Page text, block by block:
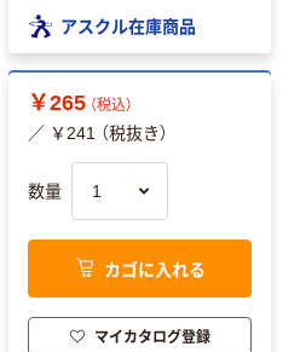
アスクル在庫商品
￥265 （税込）
／ ￥241 （税抜き）
数量
カゴに入れる
マイカタログ登録